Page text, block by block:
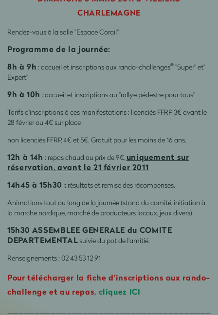
CHARLEMAGNE
Rendez-vous à la salle "Espace Corail"
Programme de la journée:
8h à 9h : accueil et inscriptions aux rando-challenges® "Super" et"
Expert"
9h à 10h : accueil et inscriptions au "rallye pédestre pour tous"
Tarifs d'inscriptions à ces manifestations : licenciés FFRP 3€ avant le
28 février ou 4€ sur place
non licenciés FFRP, 4€ et 5€. Gratuit pour les moins de 16 ans.
12h à 14h : repas chaud au prix de 9€, uniquement sur
réservation,avant le 21 février 2011
14h45 à 15h30 : résultats et remise des récompenses.
Animations tout au long de la journée (stand du comité, initiation à
la marche nordique, marché de producteurs locaux, jeux divers)
15h30 ASSEMBLEE GENERALE du COMITE
DEPARTEMENTAL suivie du pot de l'amitié.
Renseignements : 02 43 53 12 91
Pour télécharger la fiche d'inscriptions aux rando-
challenge et au repas, cliquez ICI